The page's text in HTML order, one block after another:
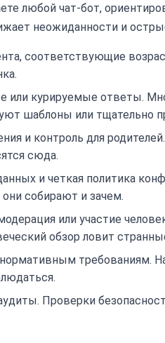
любой чат-бот,
неожиданности и
соответствующие
или курируемые ответы.
шаблоны или тщательно
и контроль для
сюда.
и четкая политика
собирают и зачем.
или участие
обзор ловит
требованиям.
Проверки